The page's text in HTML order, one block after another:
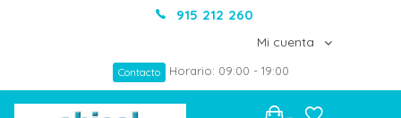
915 212 260
Mi cuenta
Contacto Horario: 09:00 - 19:00